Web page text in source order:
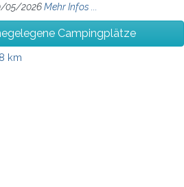
05/2026Mehr Infos ...
Campingplätze
km